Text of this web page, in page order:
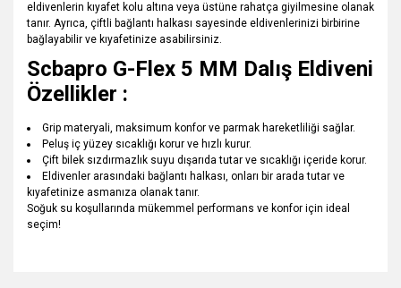
eldivenlerin kıyafet kolu altına veya üstüne rahatça giyilmesine olanak
tanır. Ayrıca, çiftli bağlantı halkası sayesinde eldivenlerinizi birbirine
bağlayabilir ve kıyafetinize asabilirsiniz.
Scbapro G-Flex 5 MM Dalış Eldiveni
Özellikler :
Grip materyali, maksimum konfor ve parmak hareketliliği sağlar.
Peluş iç yüzey sıcaklığı korur ve hızlı kurur.
Çift bilek sızdırmazlık suyu dışarıda tutar ve sıcaklığı içeride korur.
Eldivenler arasındaki bağlantı halkası, onları bir arada tutar ve
kıyafetinize asmanıza olanak tanır.
Soğuk su koşullarında mükemmel performans ve konfor için ideal
seçim!